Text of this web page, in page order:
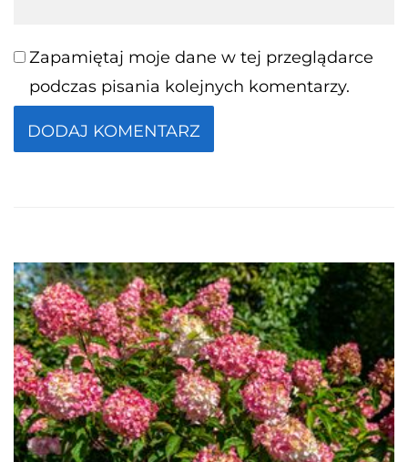
Zapamiętaj moje dane w tej przeglądarce
podczas pisania kolejnych komentarzy.